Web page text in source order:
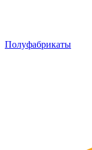
Полуфабрикаты